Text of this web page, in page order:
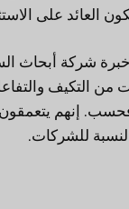
العائد على
شركة أبحاث
من التكيف
إنهم
للشركات.